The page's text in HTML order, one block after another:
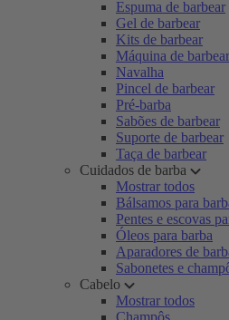
Espuma de barbear
Gel de barbear
Kits de barbear
Máquina de
Navalha
Pincel de barbear
Pré-barba
Sabões de barbear
Suporte de barbear
Taça de barbear
Cuidados de barba
Mostrar todos
Bálsamos para
Pentes e escovas
Óleos para barba
Aparadores de
Sabonetes e
Cabelo
Mostrar todos
Champôs